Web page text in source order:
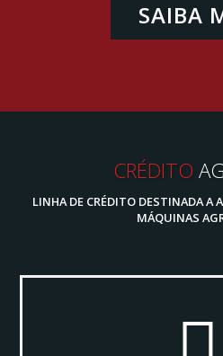
SAIBA
CRÉDITO
LINHA DE CRÉDITO DESTINADA A
MÁQUINAS